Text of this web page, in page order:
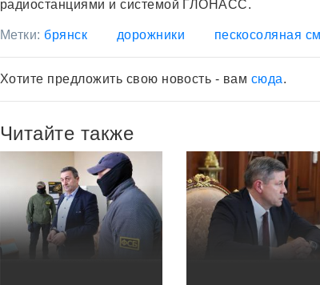
радиостанциями и системой ГЛОНАСС.
Метки: брянск дорожники пескосоляная
Хотите предложить свою новость - вам сюда.
Читайте также